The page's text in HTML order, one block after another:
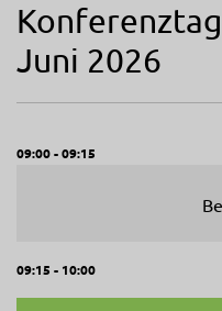
Juni 2026
09:00 - 09:15
09:15 - 10:00